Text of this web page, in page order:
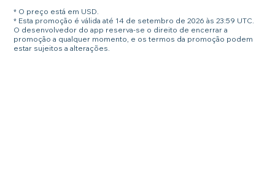
* O preço está em USD.
* Esta promoção é válida até 14 de setembro de 2026 às 23:59 UTC.
O desenvolvedor do app reserva-se o direito de encerrar a
promoção a qualquer momento, e os termos da promoção podem
estar sujeitos a alterações.